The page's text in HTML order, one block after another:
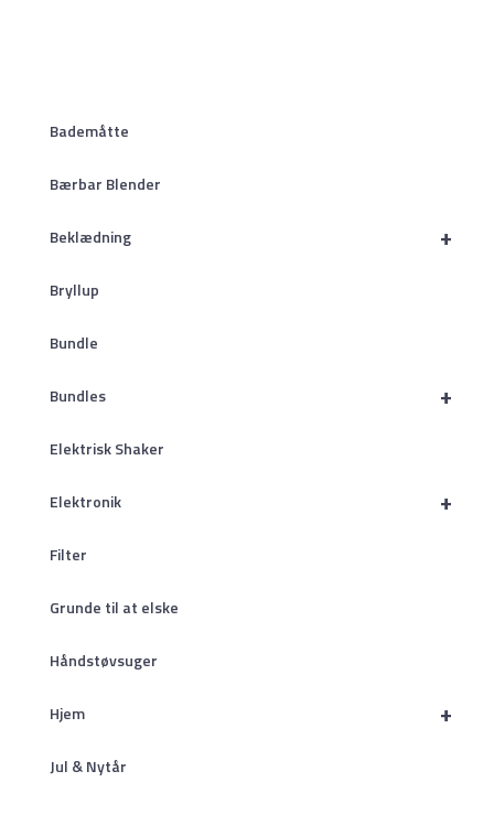
Bademåtte
Bærbar Blender
+
Beklædning
Bryllup
Bundle
+
Bundles
Elektrisk Shaker
+
Elektronik
Filter
Grunde til at elske
Håndstøvsuger
+
Hjem
Jul & Nytår